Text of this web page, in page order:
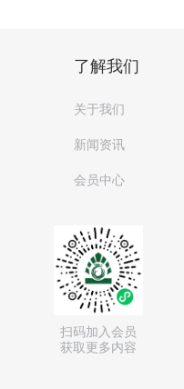
关于我们
新闻资讯
会员中心
了解我们
扫码加入会员
获取更多内容